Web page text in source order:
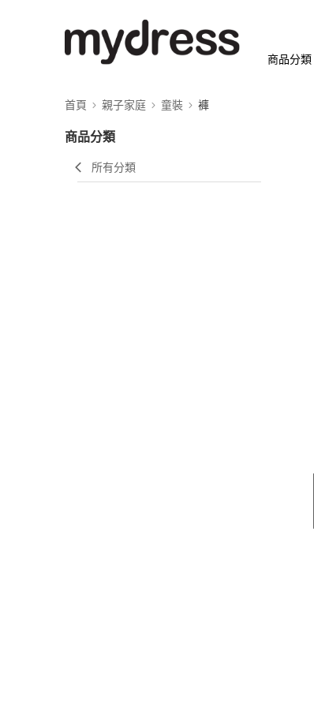
商品分類
首頁 親子家庭 童裝 褲
商品分類
所有分類